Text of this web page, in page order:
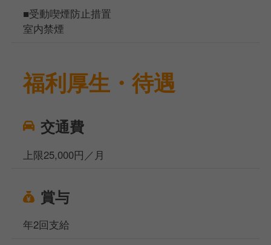
■受動喫煙防止措置
室内禁煙
福利厚生・待遇
交通費
上限25,000円／月
賞与
年2回支給